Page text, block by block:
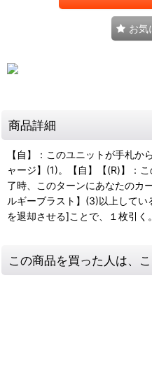
お気
商品詳細
【自】：このユニットが手札
ャージ】(1)。【自】【(R)】：
了時、このターンにあなたのカ
ルギーブラスト】(3)以上して
を退却させる]ことで、１枚引く。
この商品を買った人は、